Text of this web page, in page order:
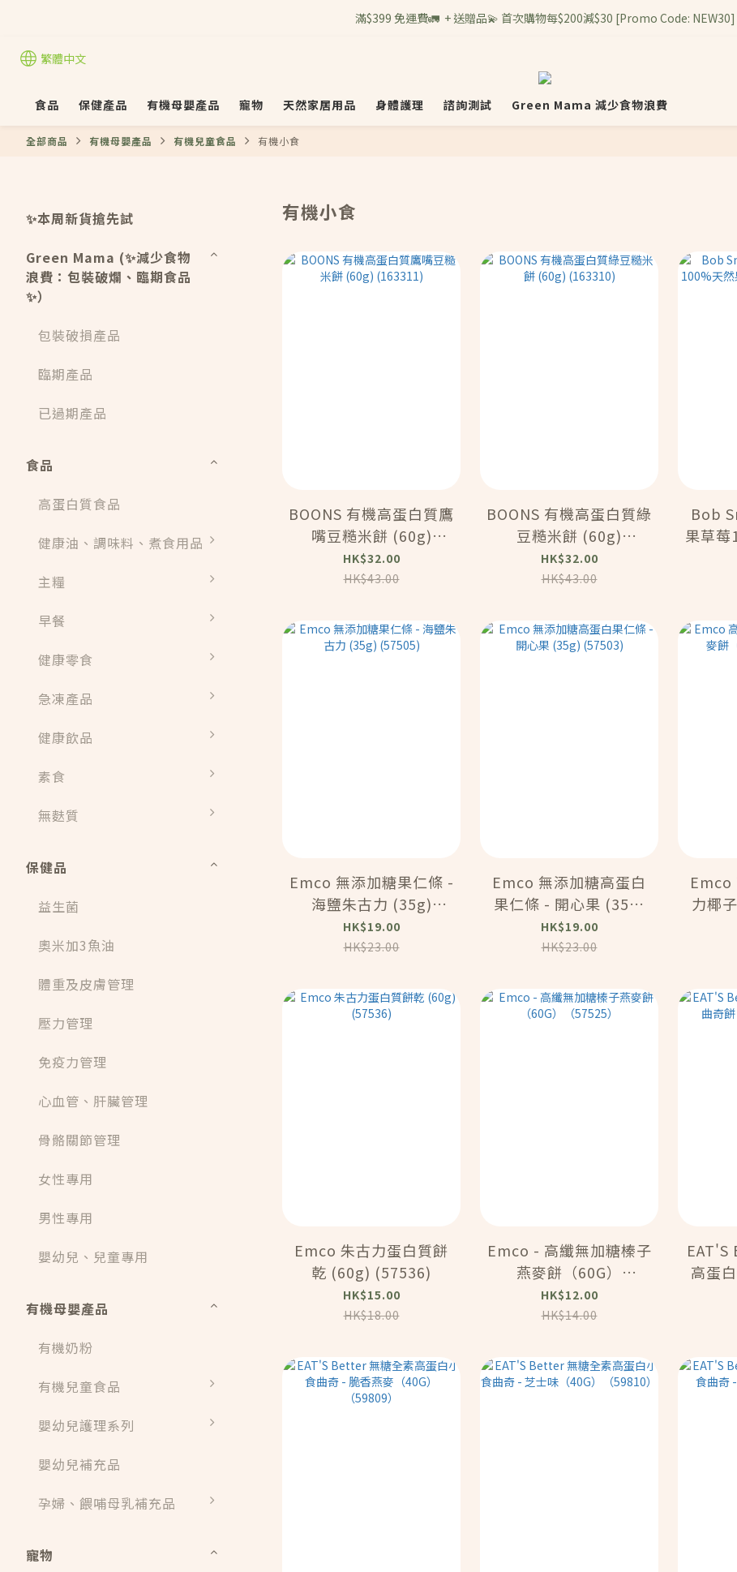
滿$399 免運費🚛  + 送贈品💫 首次購物每$200減$30 [Promo Code: NEW30]
繁體中文
食品 保健產品 有機母嬰產品 寵物 天然家居用品 身體護理 諮詢測試 Green Mama 減少食物浪費
全部商品 有機母嬰產品 有機兒童食品 有機小食
✨本周新貨搶先試
Green Mama (✨減少食物
浪費：包裝破爛、臨期食品
✨）
包裝破損產品
臨期產品
已過期產品
食品
高蛋白質食品
健康油、調味料、煮食用品
主糧
早餐
健康零食
急凍產品
健康飲品
素食
無麩質
保健品
益生菌
奧米加3魚油
體重及皮膚管理
壓力管理
免疫力管理
心血管、肝臟管理
骨骼關節管理
女性專用
男性專用
嬰幼兒、兒童專用
有機母嬰產品
有機奶粉
有機兒童食品
嬰幼兒護理系列
嬰幼兒補充品
孕婦、餵哺母乳補充品
寵物
有機小食
BOONS 有機高蛋白質鷹
嘴豆糙米餅 (60g)
(163311)
HK$32.00
HK$43.00
BOONS 有機高蛋白質綠
豆糙米餅 (60g)
(163310)
HK$32.00
HK$43.00
Bob
果草莓
糖
Emco 無添加糖果仁條 -
海鹽朱古力 (35g)
(57505)
HK$19.00
HK$23.00
Emco 無添加糖高蛋白
果仁條 - 開心果 (35g)
(57503)
HK$19.00
HK$23.00
Emco
力椰
Emco 朱古力蛋白質餅
乾 (60g) (57536)
HK$15.00
HK$18.00
Emco - 高纖無加糖榛子
燕麥餅（60G）
（57525）
HK$12.00
HK$14.00
高蛋
朱古